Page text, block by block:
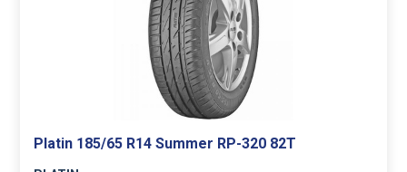
Platin 185/65 R14 Summer RP-320 82T